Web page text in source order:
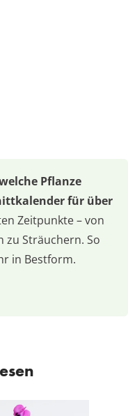
Pflanze
für über
Zeitpunkte – von
zu Sträuchern. So
in Bestform.